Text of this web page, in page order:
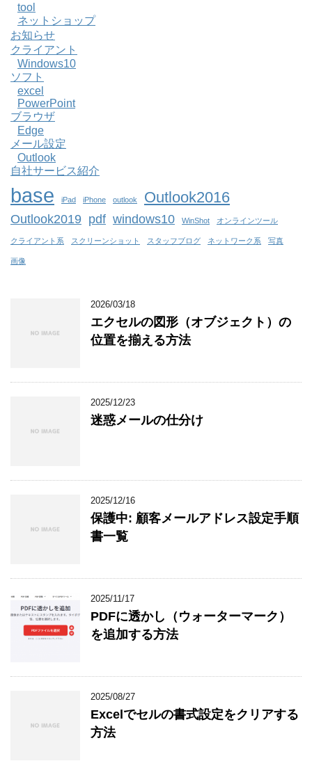
tool
ネットショップ
お知らせ
クライアント
Windows10
ソフト
excel
PowerPoint
ブラウザ
Edge
メール設定
Outlook
自社サービス紹介
base iPad iPhone outlook Outlook2016
Outlook2019 pdf windows10 WinShot オンラインツール
クライアント系 スクリーンショット スタッフブログ ネットワーク系 写真
画像
2026/03/18
エクセルの図形（オブジェクト）の
位置を揃える方法
2025/12/23
迷惑メールの仕分け
2025/12/16
保護中: 顧客メールアドレス設定手順
書一覧
2025/11/17
PDFに透かし（ウォーターマーク）
を追加する方法
2025/08/27
Excelでセルの書式設定をクリアする
方法